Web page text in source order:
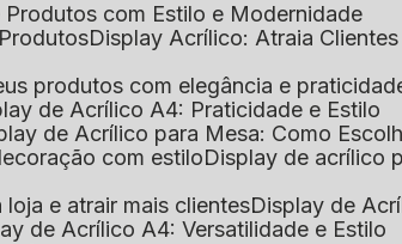
Produtos com Estilo e Modernidade
Display Acrílico: Atraia
produtos com elegância e
de Acrílico A4: Praticidade e Estilo
de Acrílico para Mesa: Como
com estilo
Display de
loja e atrair mais clientes
Display de
de Acrílico A4: Versatilidade e Estilo